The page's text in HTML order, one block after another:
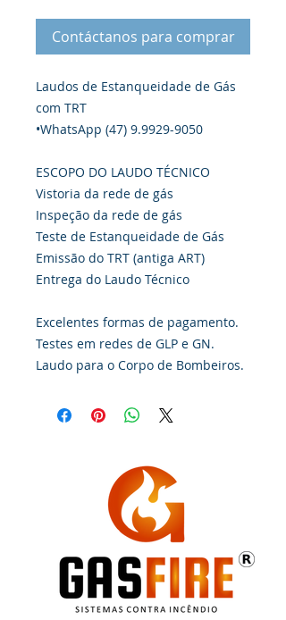
Contáctanos para comprar
Laudos de Estanqueidade de Gás
com TRT
•WhatsApp (47) 9.9929-9050
ESCOPO DO LAUDO TÉCNICO
Vistoria da rede de gás
Inspeção da rede de gás
Teste de Estanqueidade de Gás
Emissão do TRT (antiga ART)
Entrega do Laudo Técnico
Excelentes formas de pagamento.
Testes em redes de GLP e GN.
Laudo para o Corpo de Bombeiros.